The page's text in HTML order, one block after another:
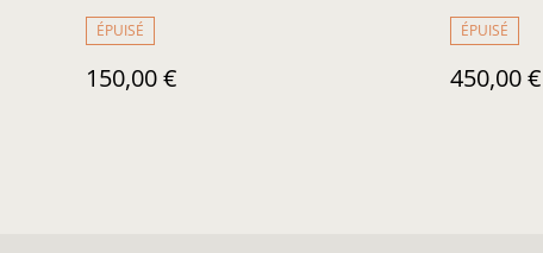
ÉPUISÉ
150,00 €
ÉPUISÉ
450,00 €